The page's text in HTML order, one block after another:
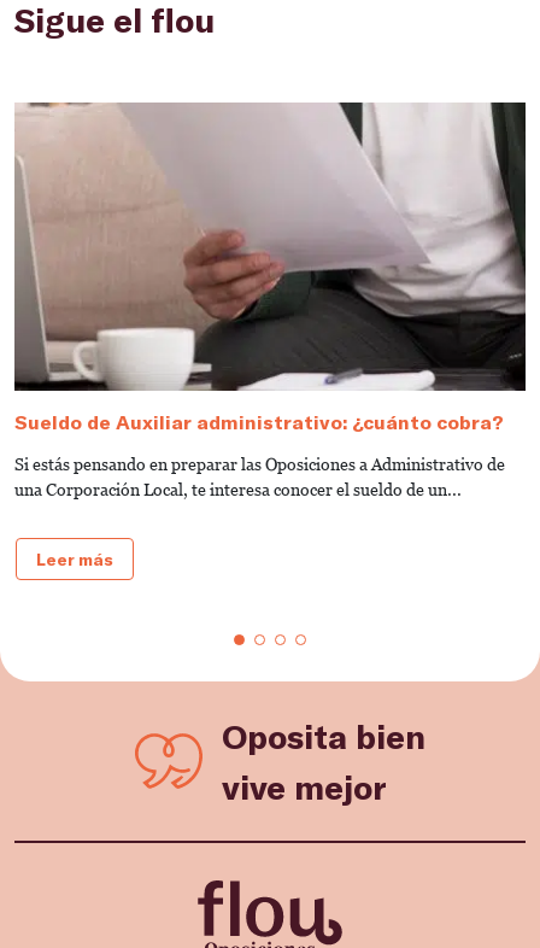
Sigue el flou
Sueldo de Auxiliar administrativo: ¿cuánto cobra?
Si estás pensando en preparar las Oposiciones a Administrativo de
una Corporación Local, te interesa conocer el sueldo de un...
Leer más
Oposita bien
vive mejor